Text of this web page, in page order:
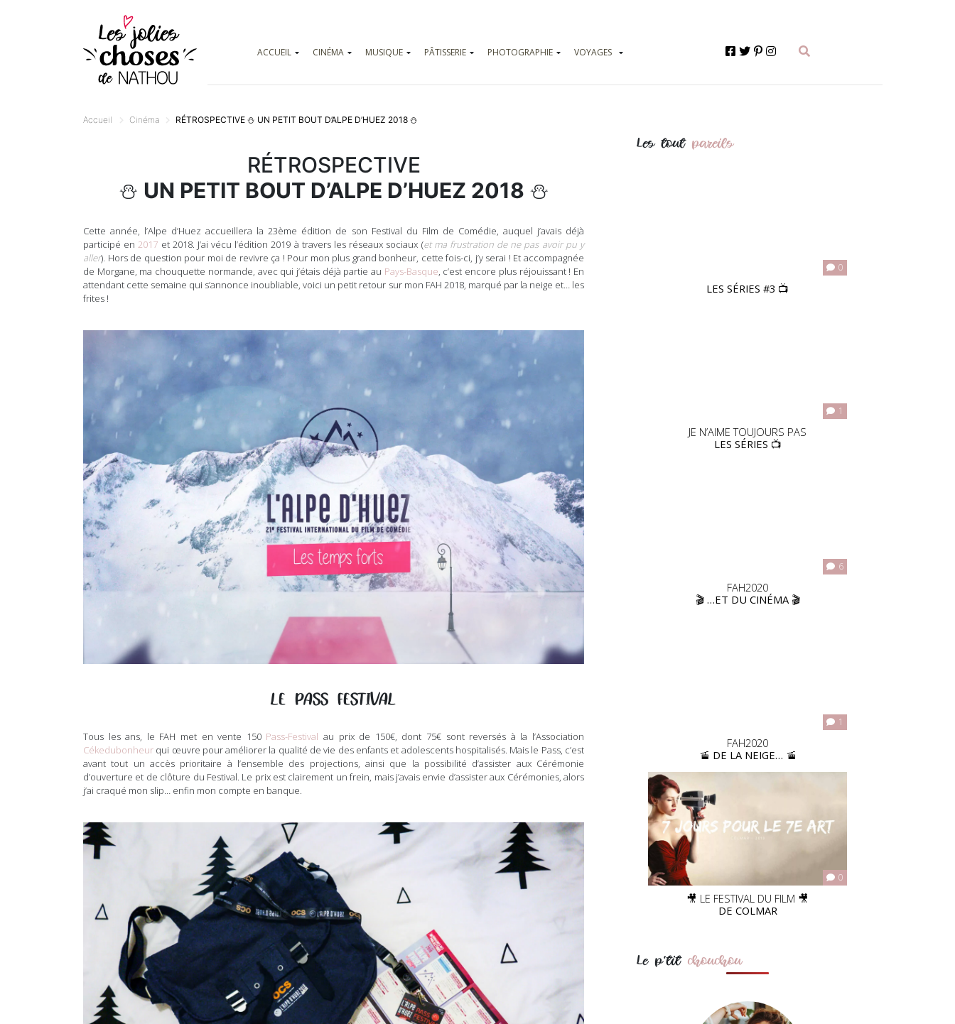
ACCUEIL CINÉMA MUSIQUE PÂTISSERIE PHOTOGRAPHIE
VOYAGES
Parcs d’attractions
Accueil Cinéma RÉTROSPECTIVE ⛄️ UN PETIT BOUT D’ALPE D’HUEZ 2018 ⛄️
RÉTROSPECTIVE
⛄️ UN PETIT BOUT D’ALPE D’HUEZ 2018 ⛄️
Cette année, l’Alpe d’Huez accueillera la 23ème édition de son Festival du Film de Comédie, auquel j’avais déjà
participé en2017 et 2018. J’ai vécu l’édition 2019 à travers les réseaux sociaux (et ma frustration de ne pas avoir pu y
aller). Hors de question pour moi de revivre ça ! Pour mon plus grand bonheur, cette fois-ci, j’y serai ! Et accompagnée
de Morgane, ma chouquette normande, avec qui j’étais déjà partie au Pays-Basque, c’est encore plus réjouissant ! En
attendant cette semaine qui s’annonce inoubliable, voici un petit retour sur mon FAH 2018, marqué par la neige et… les
frites !
LE PASS FESTIVAL
Tous les ans, le FAH met en vente 150 Pass-Festival au prix de 150€, dont 75€ sont reversés à la l’Association
Cékedubonheur qui œuvre pour améliorer la qualité de vie des enfants et adolescents hospitalisés. Mais le Pass, c’est
avant tout un accès prioritaire à l’ensemble des projections, ainsi que la possibilité d’assister aux Cérémonie
d’ouverture et de clôture du Festival. Le prix est clairement un frein, mais j’avais envie d’assister aux Cérémonies, alors
j’ai craqué mon slip… enfin mon compte en banque.
Les tout pareils
0
LES SÉRIES #3 📺
1
JE N’AIME TOUJOURS PAS
LES SÉRIES 📺
6
FAH2020
🎬 …ET DU CINÉMA 🎬
1
FAH2020
🚡 DE LA NEIGE… 🚡
0
🎥 LE FESTIVAL DU FILM 🎥
DE COLMAR
Le p'tit chouchou